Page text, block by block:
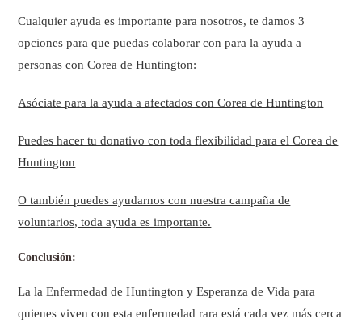
Cualquier ayuda es importante para nosotros, te damos 3
opciones para que puedas colaborar con para la ayuda a
personas con Corea de Huntington:
Asóciate para la ayuda a afectados con Corea de Huntington
Puedes hacer tu donativo con toda flexibilidad para el Corea de
Huntington
O también puedes ayudarnos con nuestra campaña de
voluntarios, toda ayuda es importante.
Conclusión:
La la Enfermedad de Huntington y Esperanza de Vida para
quienes viven con esta enfermedad rara está cada vez más cerca